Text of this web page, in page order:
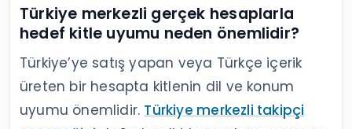
Dışarıdan alınan büyüme desteği, içerik
temposuyla açıklanabilir olmalıdır. Profil
ziyareti, içerik kalitesi ve topluluk iletişimi
zayıfsa takipçi sayısındaki artış bu sorunları